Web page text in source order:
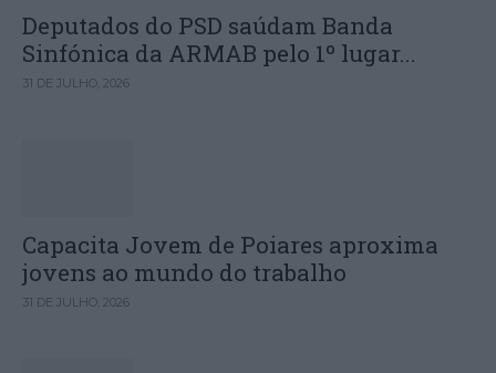
Deputados do PSD saúdam Banda
Sinfónica da ARMAB pelo 1º lugar...
31 DE JULHO, 2026
Capacita Jovem de Poiares aproxima
jovens ao mundo do trabalho
31 DE JULHO, 2026